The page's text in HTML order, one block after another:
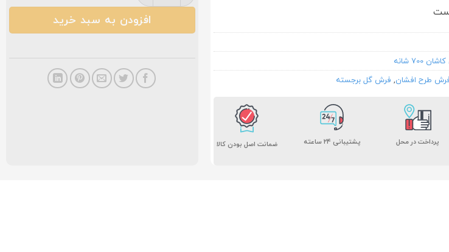
ست
700 شانه
طرح افشان, فرش گل برجسته
پرداخت در محل پشتیبانی ۲۴ ساعته ضمانت اصل بودن کالا
افزودن به سبد خرید